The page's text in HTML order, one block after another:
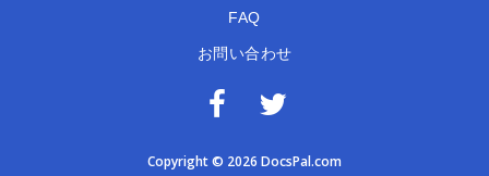
FAQ
お問い合わせ
Copyright © 2026 DocsPal.com